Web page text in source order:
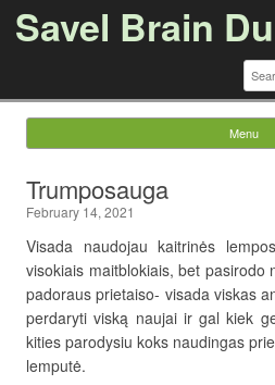
Savel Brain
for:
Menu
Trumposauga
February 14, 2021
Visada naudojau kaitrinės
visokiais maitblokiais, bet pasirodo
padoraus prietaiso- visada viskas
perdaryti viską naujai ir gal kiek
kities parodysiu koks naudingas
lemputė.